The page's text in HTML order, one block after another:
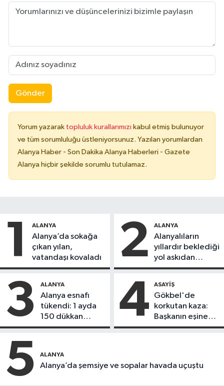
Gönder
Yorum yazarak topluluk kurallarımızı kabul etmiş bulunuyor
ve tüm sorumluluğu üstleniyorsunuz. Yazılan yorumlardan
Alanya Haber - Son Dakika Alanya Haberleri - Gazete
Alanya hiçbir şekilde sorumlu tutulamaz.
1 ALANYA
Alanya’da sokağa
çıkan yılan,
vatandaşı kovaladı
2 ALANYA
Alanyalıların
yıllardır beklediği
yol askıdan
döndü
3 ALANYA
Alanya esnafı
tükendi: 1 ayda
150 dükkan
kapandı
4 ASAYIŞ
Gökbel'de
korkutan kaza:
Başkanın eşine
motosiklet çarptı
5 ALANYA
Alanya’da şemsiye ve sopalar havada uçuştu